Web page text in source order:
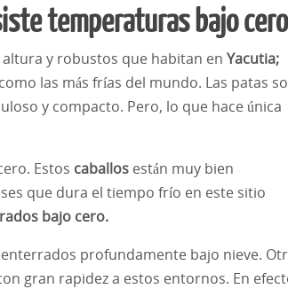
temperaturas bajo cero
y robustos que habitan en Yacutia;
las más frías del mundo. Las patas
y compacto. Pero, lo que hace única
Estos caballos están muy bien
que dura el tiempo frío en este sitio
bajo cero.
profundamente bajo nieve.
gran rapidez a estos entornos. En